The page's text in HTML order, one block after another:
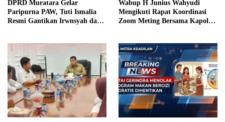
DPRD Muratara Gelar
Paripurna PAW, Tuti Ismalia
Resmi Gantikan Irwnsyah dari
Wabup H Junius Wahyudi
Mengikuti Rapat Koordinasi
Zoom Meting Bersama Kapolres